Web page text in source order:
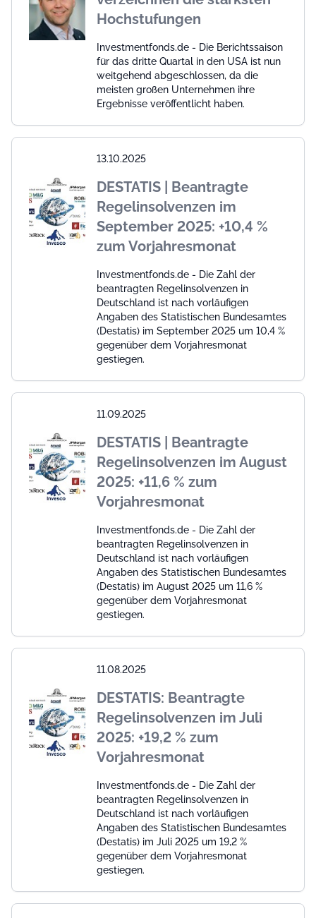
Hochstufungen
Investmentfonds.de - Die Berichtssaison
für das dritte Quartal in den USA ist nun
weitgehend abgeschlossen, da die
meisten großen Unternehmen ihre
Ergebnisse veröffentlicht haben.
13.10.2025
DESTATIS | Beantragte
Regelinsolvenzen im
September 2025: +10,4 %
zum Vorjahresmonat
Investmentfonds.de - Die Zahl der
beantragten Regelinsolvenzen in
Deutschland ist nach vorläufigen
Angaben des Statistischen Bundesamtes
(Destatis) im September 2025 um 10,4 %
gegenüber dem Vorjahresmonat
gestiegen.
11.09.2025
DESTATIS | Beantragte
Regelinsolvenzen im August
2025: +11,6 % zum
Vorjahresmonat
Investmentfonds.de - Die Zahl der
beantragten Regelinsolvenzen in
Deutschland ist nach vorläufigen
Angaben des Statistischen Bundesamtes
(Destatis) im August 2025 um 11,6 %
gegenüber dem Vorjahresmonat
gestiegen.
11.08.2025
DESTATIS: Beantragte
Regelinsolvenzen im Juli
2025: +19,2 % zum
Vorjahresmonat
Investmentfonds.de - Die Zahl der
beantragten Regelinsolvenzen in
Deutschland ist nach vorläufigen
Angaben des Statistischen Bundesamtes
(Destatis) im Juli 2025 um 19,2 %
gegenüber dem Vorjahresmonat
gestiegen.